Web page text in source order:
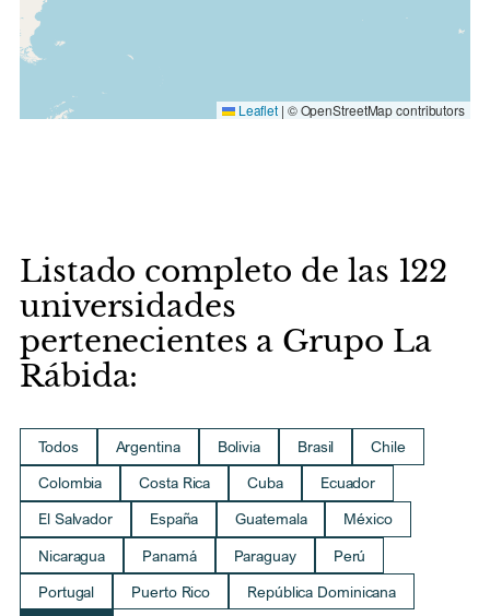
Leaflet | © OpenStreetMap contributors
Listado completo de las 122
universidades
pertenecientes a Grupo La
Rábida:
Todos Argentina Bolivia Brasil
Chile
Colombia
Costa Rica Cuba
Ecuador
El Salvador
España Guatemala
México
Nicaragua
Panamá Paraguay
Perú
Portugal
Puerto Rico
República Dominicana